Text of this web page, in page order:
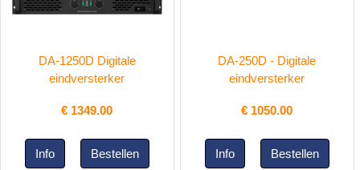
DA-1250D Digitale
eindversterker
€ 1349.00
DA-250D - Digitale
eindversterker
€ 1050.00